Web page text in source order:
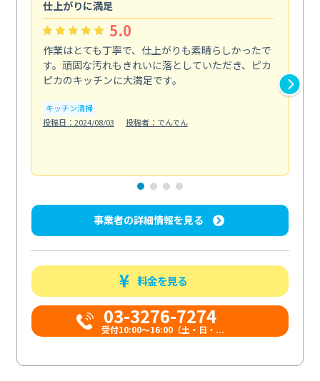
仕上がりに満足
5.0
作業はとても丁寧で、仕上がりも素晴らしかったで
す。頑固な汚れもきれいに落としていただき、ピカ
ピカのキッチンに大満足です。
キッチン清掃
投稿日：2024/08/03
投稿者：でんでん
事業者の詳細情報を見る
料金を見る
03-3276-7274
受付10:00〜16:00（土・日・...